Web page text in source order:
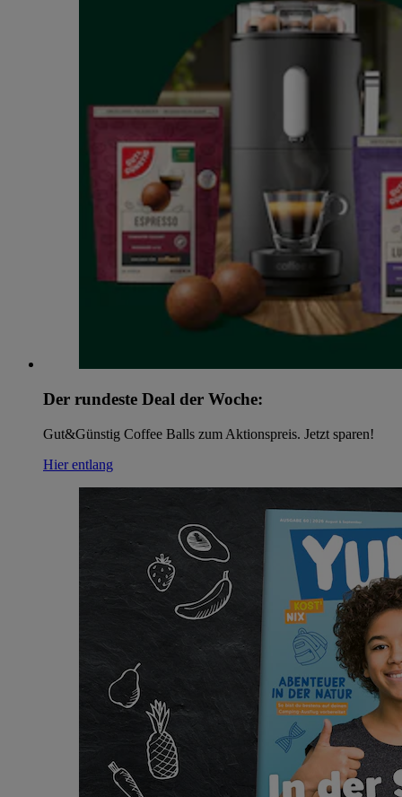
Der rundeste Deal der Woche:
Gut&Günstig Coffee Balls zum Aktionspreis. Jetzt sparen!
Hier entlang